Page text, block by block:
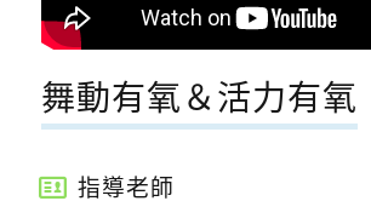
舞動有氧＆活力有氧
指導老師